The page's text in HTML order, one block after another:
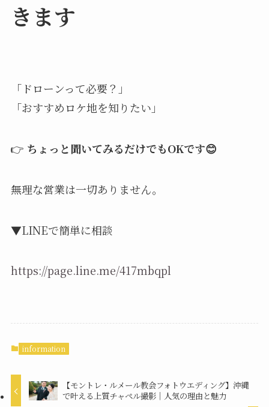
きます
「ドローンって必要？」
「おすすめロケ地を知りたい」
👉 ちょっと聞いてみるだけでもOKです😊
無理な営業は一切ありません。
▼LINEで簡単に相談
https://page.line.me/417mbqpl
information
【モントレ・ルメール教会フォトウエディング】沖縄
で叶える上質チャペル撮影｜人気の理由と魅力